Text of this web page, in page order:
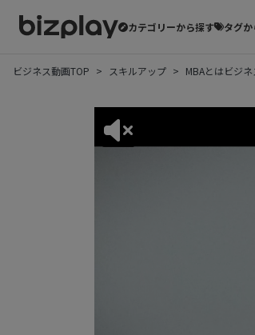
カテゴリーから探す タグ
ビジネス動画TOP スキルアップ MBAとはビジ